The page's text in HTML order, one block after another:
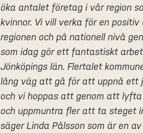
öka antalet företag i vår region
kvinnor. Vi vill verka för en
regionen och på nationell nivå
som idag gör ett fantastiskt
Jönköpings län. Flertalet
lång väg att gå för att uppnå ett
och vi hoppas att genom att
och uppmuntra fler att ta steget
säger Linda Pålsson som är en